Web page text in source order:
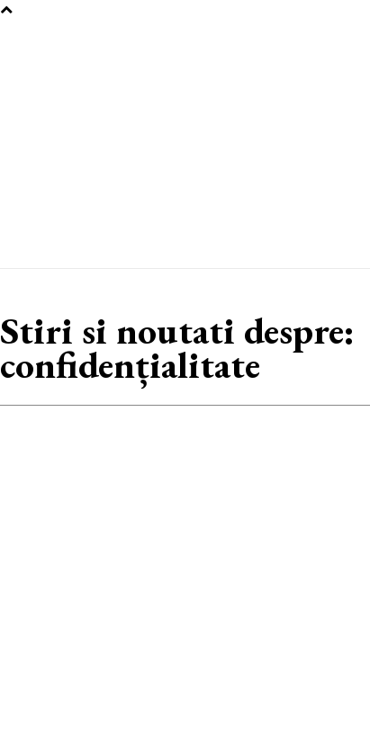
Stiri si noutati despre:
confidențialitate